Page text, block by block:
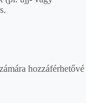
hozzáférhetővé